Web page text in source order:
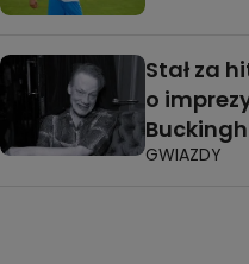
Stał za
o
GWIAZDY